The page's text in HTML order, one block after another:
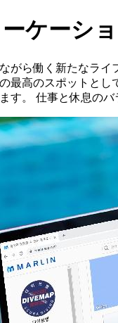
ケーシ
がら働く新たなラ
最高のスポットと
す。 仕事と休息の